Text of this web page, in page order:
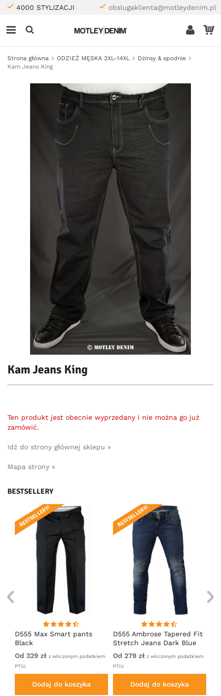
4000 STYLIZACJI obslugaklienta@motleydenim.pl
Strona główna ODZIEŻ MĘSKA 2XL-14XL
Dżinsy & spodnie
Kam Jeans King
Kam Jeans King
Ten produkt jest obecnie wyprzedany i nie można go już
zamówić.
Idź do strony głównej sklepu »
Mapa strony »
BESTSELLERY
D555 Max Smart pants
Black
BESTSELLERY!
Od 329 zł z wliczonym podatkiem
PTiU
Dodaj do koszyka
D555 Ambrose Tapered Fit
Stretch Jeans Dark Blue
BESTSELLERY!
Od 279 zł z wliczonym podatkiem
PTiU
Dodaj do koszyka